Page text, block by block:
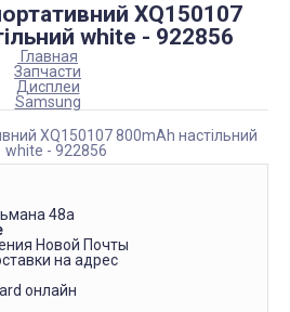
XQ150107
white - 922856
Главная
Запчасти
Дисплеи
Samsung
48а
Новой Почты
на адрес
онлайн